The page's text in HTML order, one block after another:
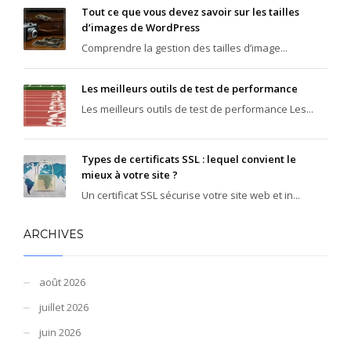
Tout ce que vous devez savoir sur les tailles
d’images de WordPress
Comprendre la gestion des tailles d’image...
Les meilleurs outils de test de performance
Les meilleurs outils de test de performance Les...
Types de certificats SSL : lequel convient le
mieux à votre site ?
Un certificat SSL sécurise votre site web et in...
ARCHIVES
août 2026
juillet 2026
juin 2026